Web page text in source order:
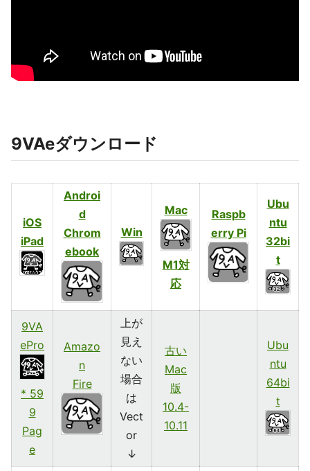
9VAeダウンロード
iOS
iPad
Androi
d
Chrom
ebook
Win
Mac
M1対
応
Raspb
erry Pi
Ubu
ntu
32bi
t
9VA
ePro
* 59
9
Pag
e
Amazo
n
Fire
上が
見え
ない
場合
は
Vect
or
↓
古い
Mac
版
10.4-
10.11
Ubu
ntu
64bi
t